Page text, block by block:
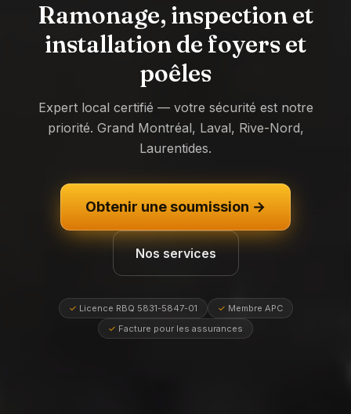
Ramonage, inspection et
installation de foyers et
poêles
Expert local certifié — votre sécurité est notre
priorité. Grand Montréal, Laval, Rive-Nord,
Laurentides.
Obtenir une soumission →
Nos services
✓ Licence RBQ 5831-5847-01 ✓ Membre APC
✓ Facture pour les assurances